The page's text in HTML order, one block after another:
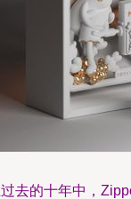
去的十年中，